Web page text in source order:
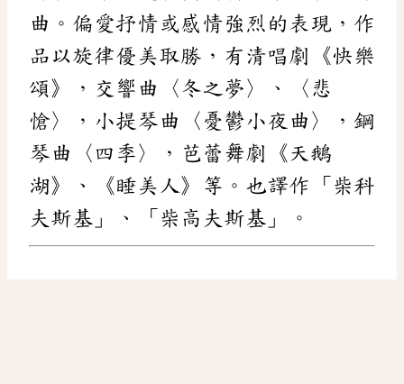
曲。偏愛抒情或感情強烈的表現，作
品以旋律優美取勝，有清唱劇《快樂
頌》，交響曲〈冬之夢〉、〈悲
愴〉，小提琴曲〈憂鬱小夜曲〉，鋼
琴曲〈四季〉，芭蕾舞劇《天鵝
湖》、《睡美人》等。也譯作「柴科
夫斯基」、「柴高夫斯基」。